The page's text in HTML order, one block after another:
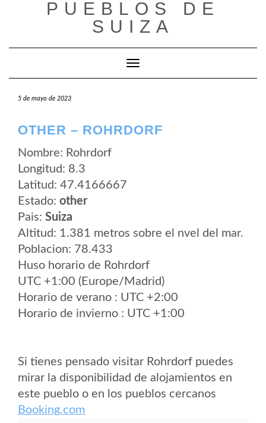
PUEBLOS DE
SUIZA
Cambiar modo de navegación
5 de mayo de 2023
OTHER – ROHRDORF
Nombre: Rohrdorf
Longitud: 8.3
Latitud: 47.4166667
Estado: other
Pais: Suiza
Altitud: 1.381 metros sobre el nvel del mar.
Poblacion: 78.433
Huso horario de Rohrdorf
UTC +1:00 (Europe/Madrid)
Horario de verano : UTC +2:00
Horario de invierno : UTC +1:00
Si tienes pensado visitar Rohrdorf puedes
mirar la disponibilidad de alojamientos en
este pueblo o en los pueblos cercanos
Booking.com